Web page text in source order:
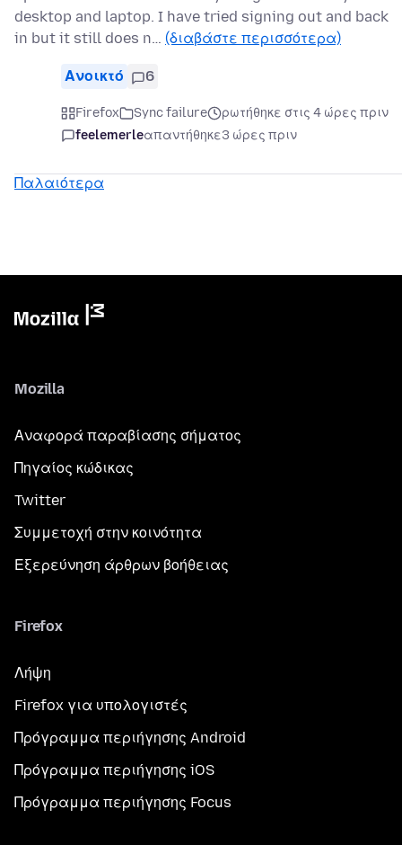
desktop and laptop. I have tried signing out and back
in but it still does n… (διαβάστε περισσότερα)
Ανοικτό 6
Firefox Sync failure
ρωτήθηκε στις 4 ώρες πριν
feelemerleαπαντήθηκε3 ώρες πριν
Παλαιότερα
Mozilla
Αναφορά παραβίασης σήματος
Πηγαίος κώδικας
Twitter
Συμμετοχή στην κοινότητα
Εξερεύνηση άρθρων βοήθειας
Firefox
Λήψη
Firefox για υπολογιστές
Πρόγραμμα περιήγησης Android
Πρόγραμμα περιήγησης iOS
Πρόγραμμα περιήγησης Focus